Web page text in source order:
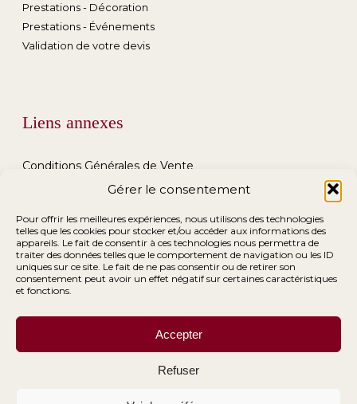
Gérer le consentement
Pour offrir les meilleures expériences, nous utilisons des technologies
telles que les cookies pour stocker et/ou accéder aux informations des
appareils. Le fait de consentir à ces technologies nous permettra de
traiter des données telles que le comportement de navigation ou les ID
uniques sur ce site. Le fait de ne pas consentir ou de retirer son
consentement peut avoir un effet négatif sur certaines caractéristiques
et fonctions.
Accepter
Refuser
Prestations - Décoration
Prestations - Événements
Validation de votre devis
Liens annexes
Conditions Générales de Vente
Mentions Légales